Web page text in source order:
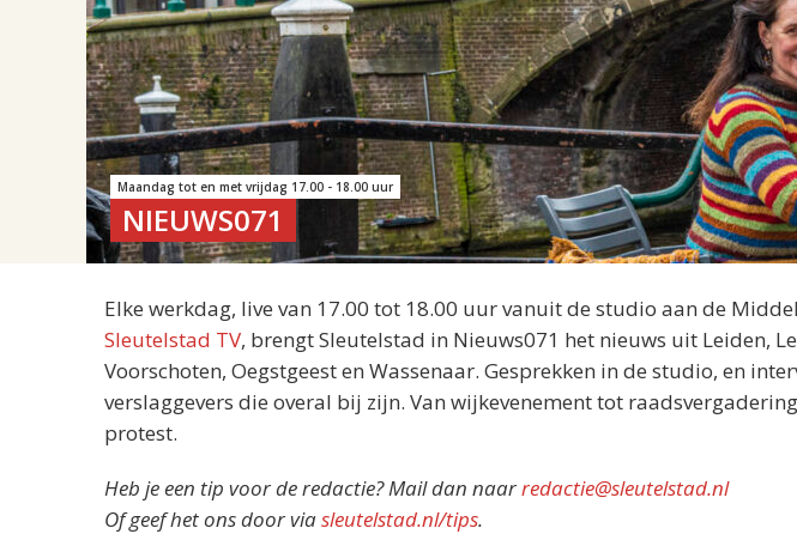
Maandag tot en met vrijdag 17.00 - 18.00 uur
NIEUWS071
Elke werkdag, live van 17.00 tot 18.00 uur vanuit de studio aan de
Sleutelstad TV, brengt Sleutelstad in Nieuws071 het nieuws uit Leiden,
Voorschoten, Oegstgeest en Wassenaar. Gesprekken in de studio, en
verslaggevers die overal bij zijn. Van wijkevenement tot
protest.
Heb je een tip voor de redactie? Mail dan naarredactie@sleutelstad.nl
Of geef het ons door viasleutelstad.nl/tips.